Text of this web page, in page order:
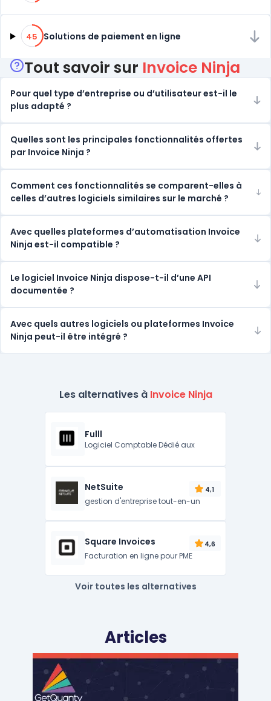
45% de compatibilité
45 Solutions de paiement en ligne
Tout savoir sur Invoice Ninja
Pour quel type d’entreprise ou d’utilisateur est-il le
plus adapté ?
Quelles sont les principales fonctionnalités offertes
par Invoice Ninja ?
Comment ces fonctionnalités se comparent-elles à
celles d’autres logiciels similaires sur le marché ?
Avec quelles plateformes d’automatisation Invoice
Ninja est-il compatible ?
Le logiciel Invoice Ninja dispose-t-il d’une API
documentée ?
Avec quels autres logiciels ou plateformes Invoice
Ninja peut-il être intégré ?
Les alternatives à Invoice Ninja
Fulll
Logiciel Comptable Dédié aux
NetSuite 4,1
gestion d'entreprise tout-en-un
Square Invoices 4,6
Facturation en ligne pour PME
Voir toutes les alternatives
Articles